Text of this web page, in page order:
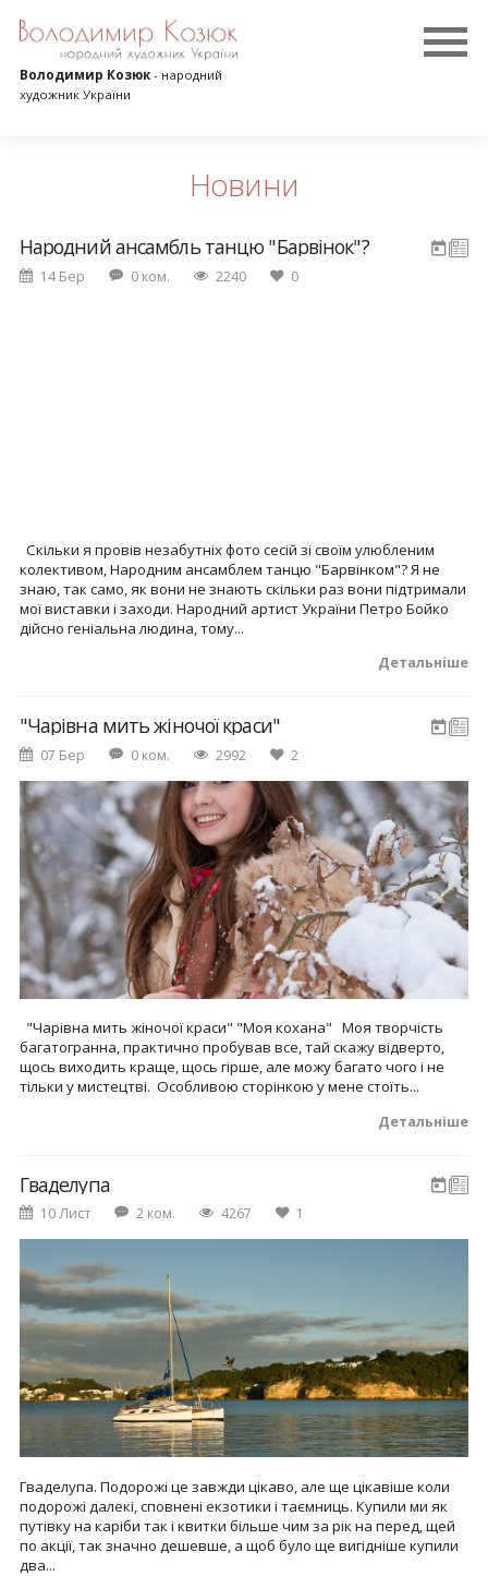
Володимир Козюк- народний
художник України
Новини
Народний ансамбль танцю "Барвінок"?
14 Бер 0 ком. 2240 0
Скільки я провів незабутніх фото сесій зі своїм улюбленим
колективом, Народним ансамблем танцю "Барвінком"? Я не
знаю, так само, як вони не знають скільки раз вони підтримали
мої виставки і заходи. Народний артист України Петро Бойко
дійсно геніальна людина, тому...
Детальніше
"Чарівна мить жіночої краси"
07 Бер 0 ком. 2992 2
"Чарівна мить жіночої краси" "Моя кохана" Моя творчість
багатогранна, практично пробував все, тай скажу відверто,
щось виходить краще, щось гірше, але можу багато чого і не
тільки у мистецтві. Особливою сторінкою у мене стоїть...
Детальніше
Гваделупа
10 Лист 2 ком. 4267 1
Гваделупа. Подорожі це завжди цікаво, але ще цікавіше коли
подорожі далекі, сповнені екзотики і таємниць. Купили ми як
путівку на каріби так і квитки більше чим за рік на перед, щей
по акції, так значно дешевше, а щоб було ще вигідніше купили
два...